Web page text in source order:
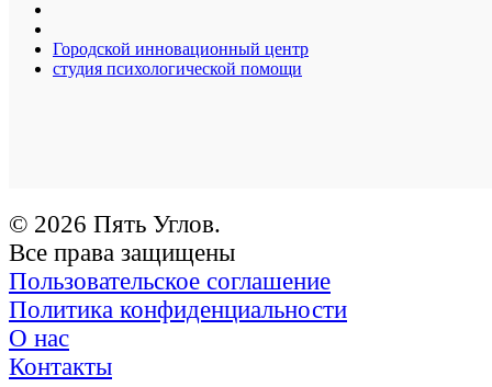
Городской инновационный центр
студия психологической помощи
© 2026 Пять Углов.
Все права защищены
Пользовательское соглашение
Политика конфиденциальности
О нас
Контакты